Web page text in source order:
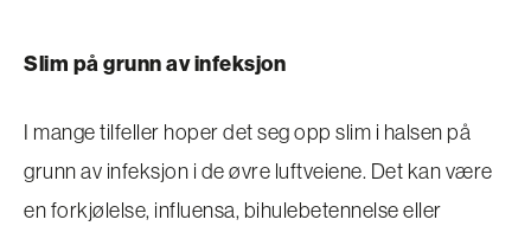
Slim på grunn av infeksjon
I mange tilfeller hoper det seg opp slim i halsen på
grunn av infeksjon i de øvre luftveiene. Det kan være
en forkjølelse, influensa, bihulebetennelse eller